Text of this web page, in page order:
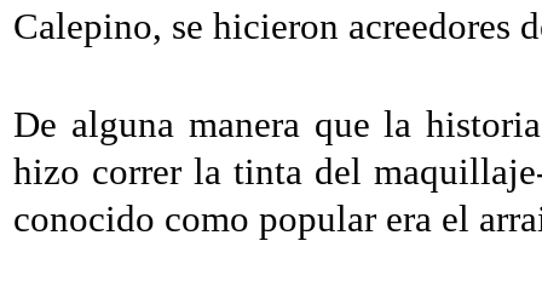
Calepino, se hicieron acreedores
De alguna manera que la
hizo correr la tinta del
conocido como popular era el